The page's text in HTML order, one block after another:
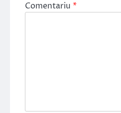
Comentariu *